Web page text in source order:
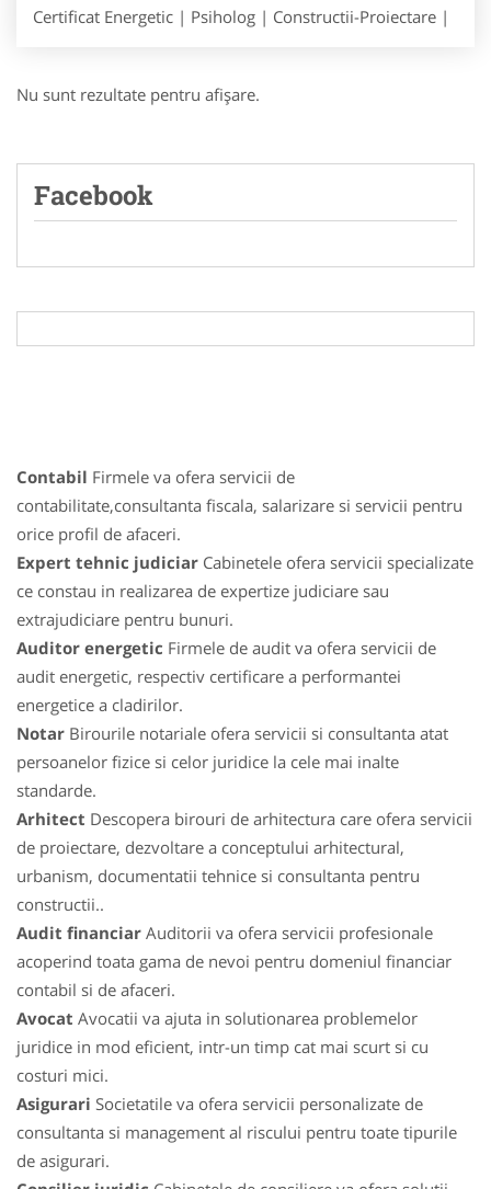
Certificat Energetic | Psiholog | Constructii-Proiectare |
Nu sunt rezultate pentru afişare.
Facebook
Contabil Firmele va ofera servicii de
contabilitate,consultanta fiscala, salarizare si servicii pentru
orice profil de afaceri.
Expert tehnic judiciar Cabinetele ofera servicii specializate
ce constau in realizarea de expertize judiciare sau
extrajudiciare pentru bunuri.
Auditor energetic Firmele de audit va ofera servicii de
audit energetic, respectiv certificare a performantei
energetice a cladirilor.
Notar Birourile notariale ofera servicii si consultanta atat
persoanelor fizice si celor juridice la cele mai inalte
standarde.
Arhitect Descopera birouri de arhitectura care ofera servicii
de proiectare, dezvoltare a conceptului arhitectural,
urbanism, documentatii tehnice si consultanta pentru
constructii..
Audit financiar Auditorii va ofera servicii profesionale
acoperind toata gama de nevoi pentru domeniul financiar
contabil si de afaceri.
Avocat Avocatii va ajuta in solutionarea problemelor
juridice in mod eficient, intr-un timp cat mai scurt si cu
costuri mici.
Asigurari Societatile va ofera servicii personalizate de
consultanta si management al riscului pentru toate tipurile
de asigurari.